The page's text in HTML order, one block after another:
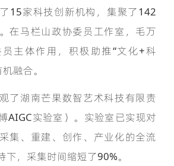
15家科技创新机构，集聚了142
在马栏山政协委员工作室，毛万
主体作用，积极助推“文化+科
融合。
湖南芒果数智艺术科技有限责
AIGC实验室）。实验室已实现对
集、重建、创作、产业化的全流
，采集时间缩短了90%。